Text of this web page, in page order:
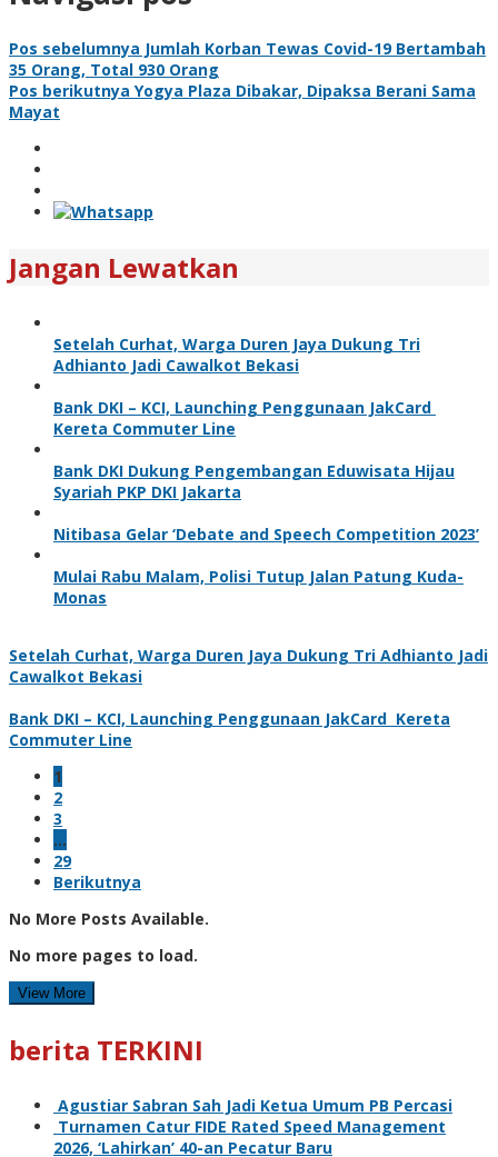
Pos sebelumnya Jumlah Korban Tewas Covid-19 Bertambah
35 Orang, Total 930 Orang
Pos berikutnya Yogya Plaza Dibakar, Dipaksa Berani Sama
Mayat
Jangan Lewatkan
Setelah Curhat, Warga Duren Jaya Dukung Tri
Adhianto Jadi Cawalkot Bekasi
Bank DKI – KCI, Launching Penggunaan JakCard
Kereta Commuter Line
Bank DKI Dukung Pengembangan Eduwisata Hijau
Syariah PKP DKI Jakarta
Nitibasa Gelar ‘Debate and Speech Competition 2023’
Mulai Rabu Malam, Polisi Tutup Jalan Patung Kuda-
Monas
Setelah Curhat, Warga Duren Jaya Dukung Tri Adhianto Jadi
Cawalkot Bekasi
Bank DKI – KCI, Launching Penggunaan JakCard Kereta
Commuter Line
1
2
3
…
29
Berikutnya
No More Posts Available.
No more pages to load.
View More
berita TERKINI
Agustiar Sabran Sah Jadi Ketua Umum PB Percasi
Turnamen Catur FIDE Rated Speed Management
2026, ‘Lahirkan’ 40-an Pecatur Baru